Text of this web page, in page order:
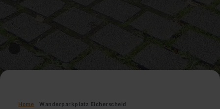
Home Wanderparkplatz Eicherscheid